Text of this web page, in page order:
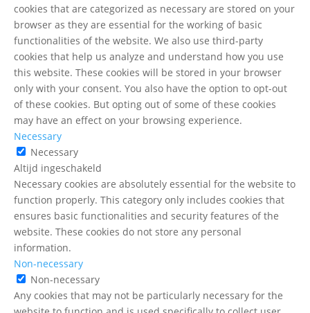
cookies that are categorized as necessary are stored on your
browser as they are essential for the working of basic
functionalities of the website. We also use third-party
cookies that help us analyze and understand how you use
this website. These cookies will be stored in your browser
only with your consent. You also have the option to opt-out
of these cookies. But opting out of some of these cookies
may have an effect on your browsing experience.
Necessary
Necessary
Altijd ingeschakeld
Necessary cookies are absolutely essential for the website to
function properly. This category only includes cookies that
ensures basic functionalities and security features of the
website. These cookies do not store any personal
information.
Non-necessary
Non-necessary
Any cookies that may not be particularly necessary for the